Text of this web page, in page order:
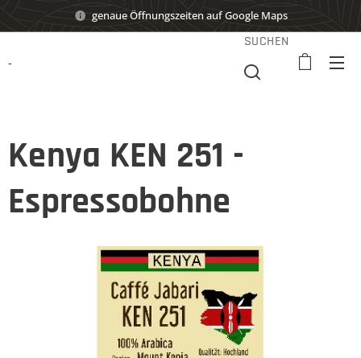
genaue Öffnungszeiten auf Google Maps
-
SUCHEN
Kenya KEN 251 -
Espressobohne